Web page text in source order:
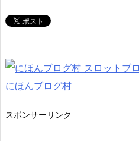
にほんブログ村
スポンサーリンク